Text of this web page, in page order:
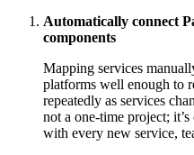
Automatically connect
components
Mapping services
platforms well enough to
repeatedly as services
not a one-time project;
with every new service,